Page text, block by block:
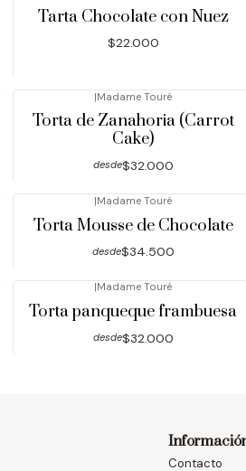
Tarta Chocolate con Nuez
$22.000
|Madame Touré
Torta de Zanahoria (Carrot
Cake)
desde$32.000
|Madame Touré
Torta Mousse de Chocolate
desde$34.500
|Madame Touré
Torta panqueque frambuesa
desde$32.000
Contacto